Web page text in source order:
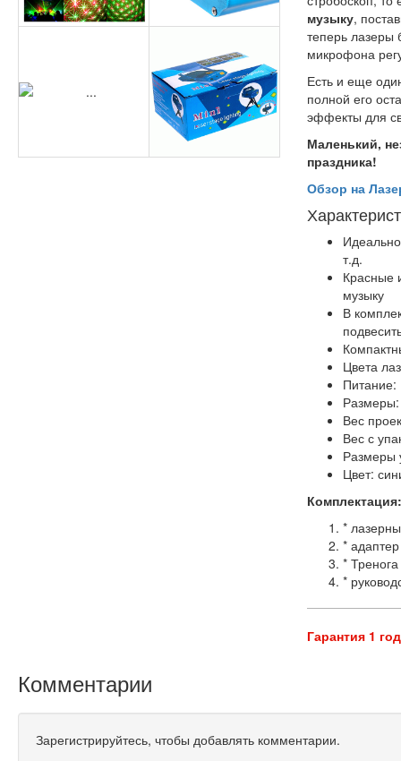
музыку,
теперь лазеры
микрофона
Есть и еще
полной его
эффекты для
Маленький,
праздника!
Обзор на
т.д.
Красные
музыку
В
Цвета
Вес
Вес с
Размеры
Цвет:
*
*
* Тренога
*
Гарантия 1 год
Комментарии
Зарегистрируйтесь, чтобы добавлять комментарии.